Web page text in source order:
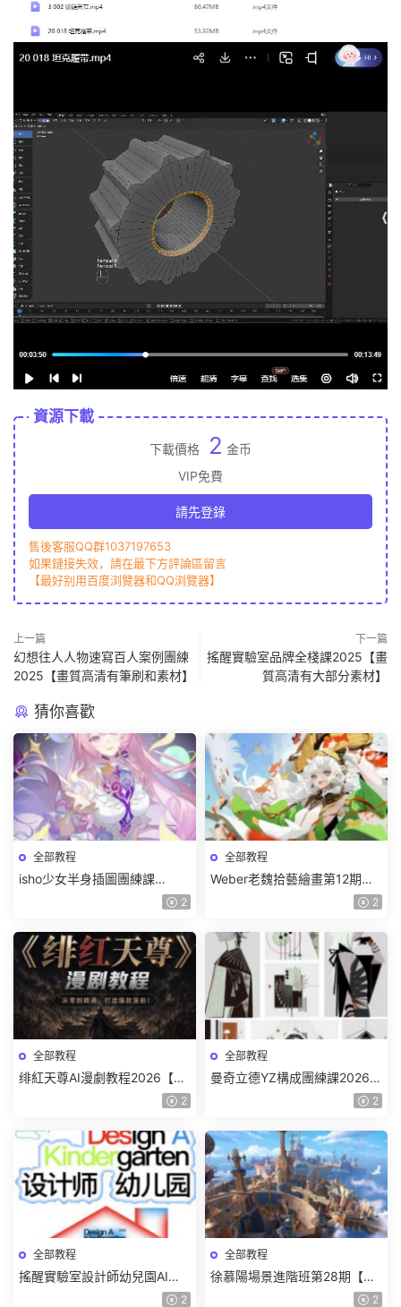
資源下載
下載價格 2 金币
VIP免費
請先登錄
售後客服QQ群1037197653
如果鏈接失效，請在最下方評論區留言
【最好别用百度浏覽器和QQ浏覽器】
上一篇
幻想往人人物速寫百人案例團練
2025【畫質高清有筆刷和素材】
下一篇
搖醒實驗室品牌全棧課2025【畫
質高清有大部分素材】
猜你喜歡
全部教程
isho少女半身插圖團練課
2026【畫質高清隻有視頻】 2
全部教程
Weber老魏拾藝繪畫第12期角
色特訓班【畫質不錯隻有視
2
全部教程
绯紅天尊AI漫劇教程2026【畫
2
全部教程
曼奇立德YZ構成團練課2026年
8月已結課【畫質高清有課件】
2
全部教程
搖醒實驗室設計師幼兒園AI軟
件基礎課2025【畫質不錯有素
2
全部教程
徐慕陽場景進階班第28期【畫
2